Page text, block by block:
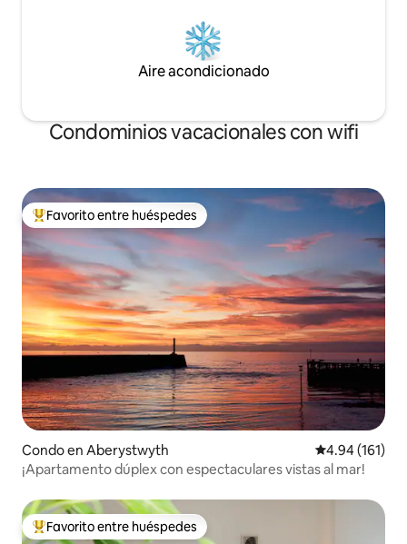
Aire acondicionado
Condominios vacacionales con wifi
Favorito entre huéspedes preferido
Favorito entre huéspedes
Condo en Aberystwyth Calificación
4.94 (161)
¡Apartamento dúplex con espectaculares vistas al mar!
Favorito entre huéspedes preferido
Favorito entre huéspedes